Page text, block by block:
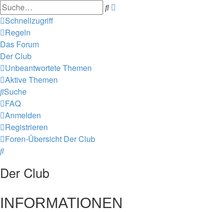
Suche
Schnellzugriff
Regeln
Das Forum
Der Club
Unbeantwortete Themen
Aktive Themen
Suche
FAQ
Anmelden
Registrieren
Foren-Übersicht Der Club
Suche
Der Club
INFORMATIONEN